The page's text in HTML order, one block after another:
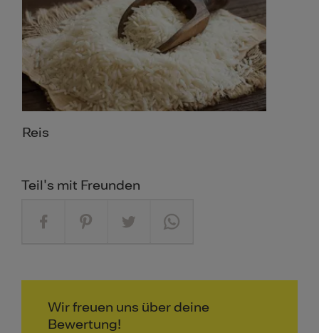
Reis
Teil's mit Freunden
Wir freuen uns über deine
Bewertung!